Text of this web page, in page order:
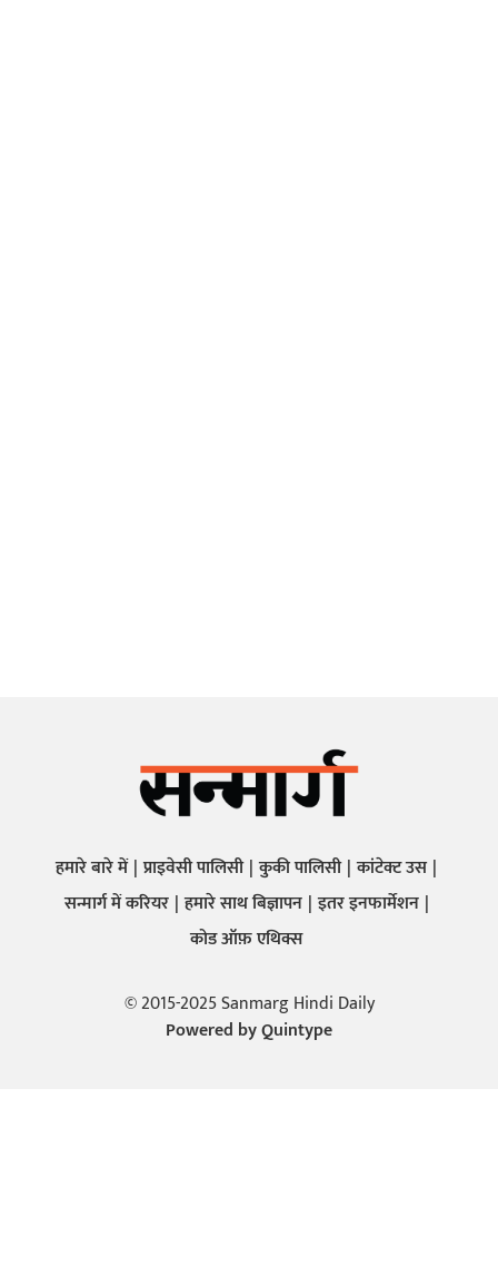
हमारे बारे में प्राइवेसी पालिसी कुकी पालिसी कांटेक्ट उस
सन्मार्ग में करियर हमारे साथ बिज्ञापन इतर इनफार्मेशन
कोड ऑफ़ एथिक्स
© 2015-2025 Sanmarg Hindi Daily
Powered byQuintype